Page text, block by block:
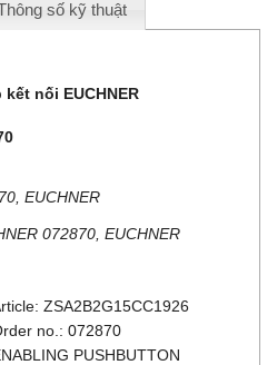
số kỹ thuật
kết nối EUCHNER
EUCHNER
072870, EUCHNER
ZSA2B2G15CC1926
no.: 072870
PUSHBUTTON